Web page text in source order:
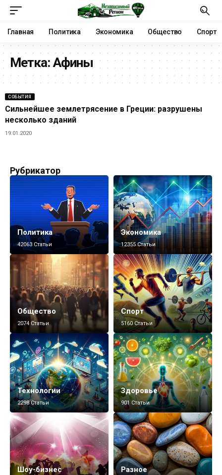
Главная Политика Экономика Общество Спорт
Метка: Афины
СОБЫТИЯ
Сильнейшее землетрясение в Греции: разрушены
несколько зданий
19.01.2020
Рубрикатор
Политика
42063 Статьи
Экономика
12355 Статьи
Общество
2074 Статьи
Спорт
5160 Статьи
Технологии
2298 Статьи
Здоровье
901 Статьи
Шоу-бизнес Разное